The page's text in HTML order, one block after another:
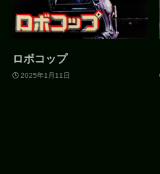
ロボコップ
2025年1月11日